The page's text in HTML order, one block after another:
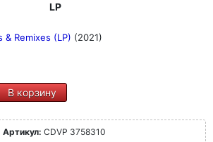
LP
Remixes (LP) (2021)
В корзину
Артикул: CDVP 3758310